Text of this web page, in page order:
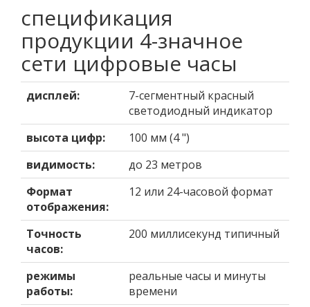
спецификация
продукции 4-значное
сети цифровые часы
дисплей:
7-сегментный красный
светодиодный индикатор
высота цифр:
100 мм (4 ")
видимость:
до 23 метров
Формат
отображения:
12 или 24-часовой формат
Точность
часов:
200 миллисекунд типичный
режимы
работы:
реальные часы и минуты
времени